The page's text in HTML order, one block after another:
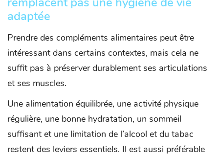
adaptée
Prendre des compléments alimentaires peut être
intéressant dans certains contextes, mais cela ne
suffit pas à préserver durablement ses articulations
et ses muscles.
Une alimentation équilibrée, une activité physique
régulière, une bonne hydratation, un sommeil
suffisant et une limitation de l’alcool et du tabac
restent des leviers essentiels. Il est aussi préférable